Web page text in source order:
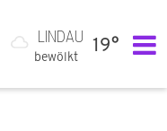
LINDAU
bewölkt
19°